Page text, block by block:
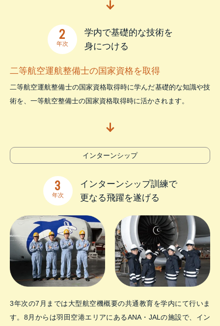
2
年次
学内で基礎的な技術を
身につける
二等航空運航整備士の国家資格を取得
二等航空運航整備士の国家資格取得時に学んだ基礎的な知識や技
術を、一等航空整備士の国家資格取得時に活かされます。
インターンシップ
3
年次
インターンシップ訓練で
更なる飛躍を遂げる
3年次の7月までは大型航空機概要の共通教育を学内にて行いま
す。8月からは羽田空港エリアにあるANA・JALの施設で、イン